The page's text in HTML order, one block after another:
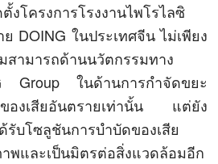
งโครงการโรงงานไพโรไลซิ
DOING ในประเทศจีน ไม่เพียง
สามารถด้านนวัตกรรมทาง
Group ในด้านการกำจัดขยะ
ของเสียอันตรายเท่านั้น แต่ยัง
บโซลูชันการบำบัดของเสีย
พและเป็นมิตรต่อสิ่งแวดล้อมอีก